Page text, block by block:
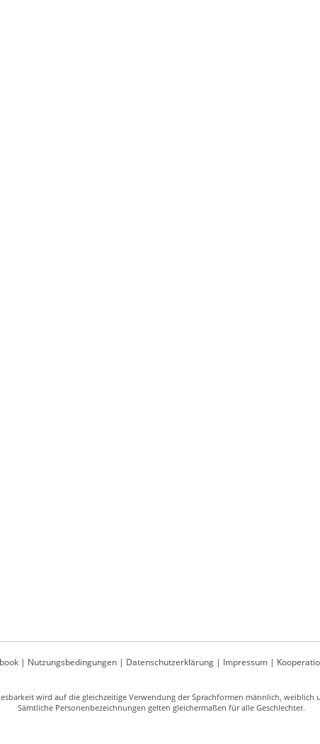
| Nutzungsbedingungen| Datenschutzerklärung| Impressum|
wird auf die gleichzeitige Verwendung der Sprachformen männlich, weiblich
Sämtliche Personenbezeichnungen gelten gleichermaßen für alle Geschlechter.